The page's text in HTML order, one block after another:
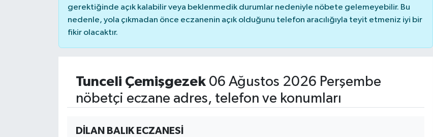
gerektiğinde açık kalabilir veya beklenmedik durumlar nedeniyle nöbete gelemeyebilir. Bu
nedenle, yola çıkmadan önce eczanenin açık olduğunu telefon aracılığıyla teyit etmeniz iyi bir
fikir olacaktır.
Tunceli Çemişgezek06 Ağustos 2026 Perşembe
nöbetçi eczane adres, telefon ve konumları
DİLAN BALIK ECZANESİ